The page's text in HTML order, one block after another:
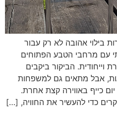
בילוי אהובה לא רק עבור
עם מרחבי הטבע הפתוחים
וייחודית. הביקור ביקבים
אבל מתאים גם למשפחות
כייף באווירה קצת אחרת.
כדי להעשיר את החוויה, […]